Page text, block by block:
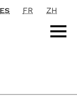
ES FR
ZH